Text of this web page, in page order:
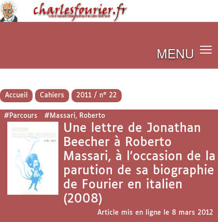
MENU
Accueil Cahiers 2011 / n° 22
#Parcours #Massari, Roberto
Une lettre de Jonathan
Beecher à Roberto
Massari, à l’occasion de la
parution de sa biographie
de Fourier en italien
(2008)
Article mis en ligne le 8 mars 2012